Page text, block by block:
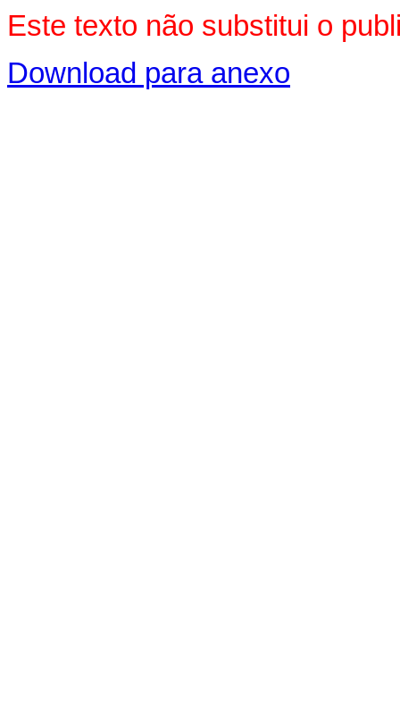
Este texto não substitui o
Download para anexo